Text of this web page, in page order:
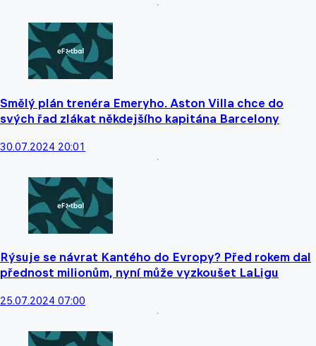
Smělý plán trenéra Emeryho. Aston Villa chce do
svých řad zlákat někdejšího kapitána Barcelony
30.07.2024 20:01
Rýsuje se návrat Kantého do Evropy? Před rokem dal
přednost milionům, nyní může vyzkoušet LaLigu
25.07.2024 07:00